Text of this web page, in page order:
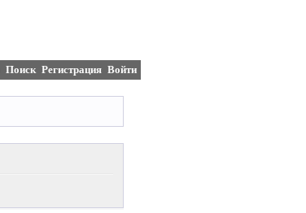
Поиск Регистрация Войти